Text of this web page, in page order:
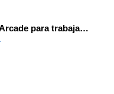
Instala MakeCode Arcade para trabajar offline en tu tablet, ordenador, Chromebook